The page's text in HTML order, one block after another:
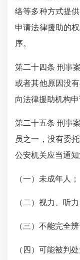
络等多种方式提
申请法律援助的
序。
第二十四条 刑事
或者其他原因没
向法律援助机构申
第二十五条 刑事
员之一，没有委
公安机关应当通
（一）未成年人；
（二）视力、听
（三）不能完全
（四）可能被判